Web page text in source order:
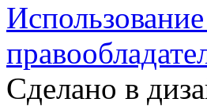
Сделано в